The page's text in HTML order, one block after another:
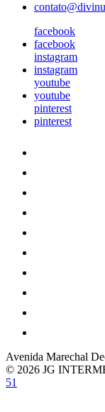
facebook
facebook
instagram
instagram
youtube
youtube
pinterest
pinterest
Avenida Marechal
© 2026 JG
51